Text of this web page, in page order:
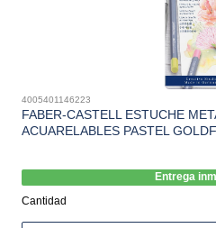
4005401146223
FABER-CASTELL ESTUCHE
ACUARELABLES PASTEL
Entrega
Cantidad